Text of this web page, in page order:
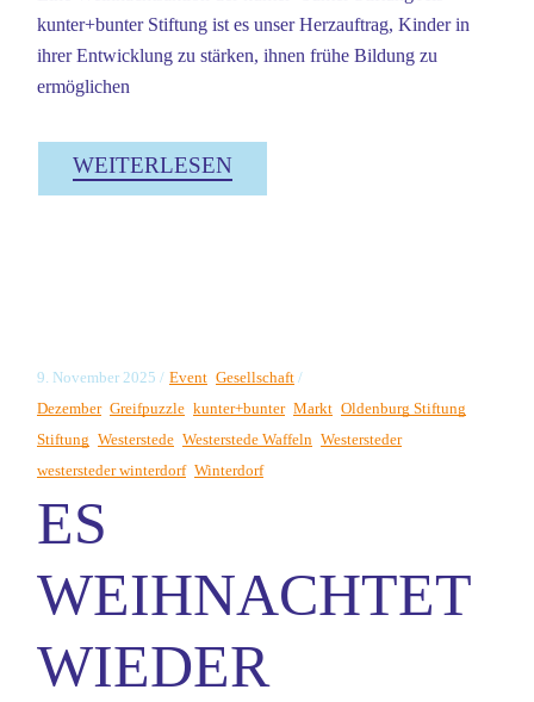
kunter+bunter Stiftung ist es unser Herzauftrag, Kinder in
ihrer Entwicklung zu stärken, ihnen frühe Bildung zu
ermöglichen
WEITERLESEN
9. November 2025 Event Gesellschaft
Dezember Greifpuzzle kunter+bunter Markt Oldenburg Stiftung
Stiftung Westerstede Westerstede Waffeln Westersteder
westersteder winterdorf Winterdorf
ES
WEIHNACHTET
WIEDER